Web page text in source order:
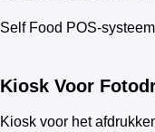
Self Food POS-
Kiosk Voor
Kiosk voor het